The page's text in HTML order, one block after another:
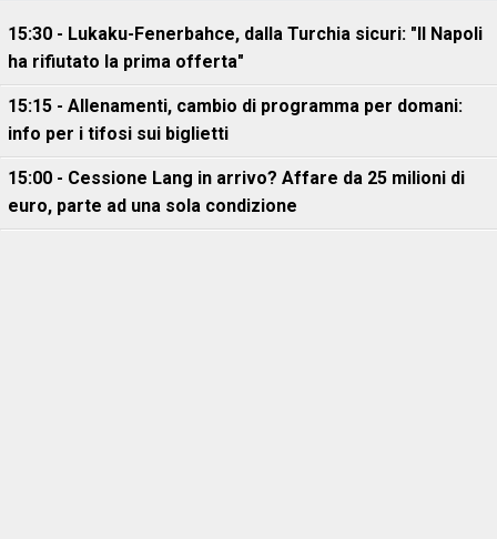
15:30 - Lukaku-Fenerbahce, dalla Turchia sicuri: "Il Napoli
ha rifiutato la prima offerta"
15:15 - Allenamenti, cambio di programma per domani:
info per i tifosi sui biglietti
15:00 - Cessione Lang in arrivo? Affare da 25 milioni di
euro, parte ad una sola condizione